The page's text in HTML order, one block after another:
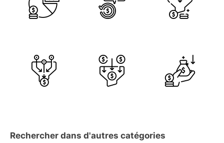
Rechercher dans d'autres catégories